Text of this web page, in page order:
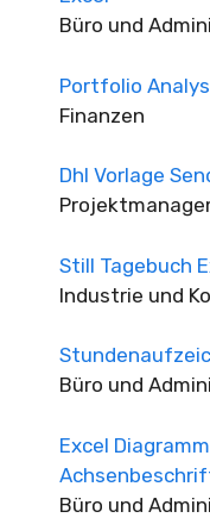
Büro und
Portfolio
Finanzen
Dhl Vorlage
Still Tagebuch
Industrie und
Büro und
Excel
Büro und